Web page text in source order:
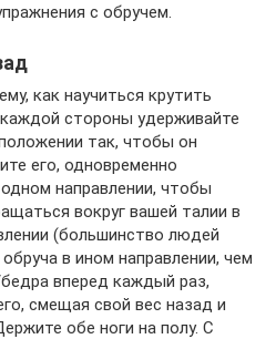
с обручем.
как научиться крутить
стороны удерживайте
так, чтобы он
его, одновременно
направлении, чтобы
вокруг вашей талии в
(большинство людей
в ином направлении, чем
вперед каждый раз,
смещая свой вес назад и
обе ноги на полу. С